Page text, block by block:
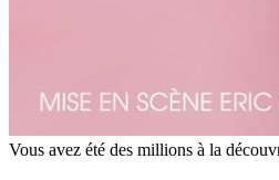
Vous avez été des millions à la